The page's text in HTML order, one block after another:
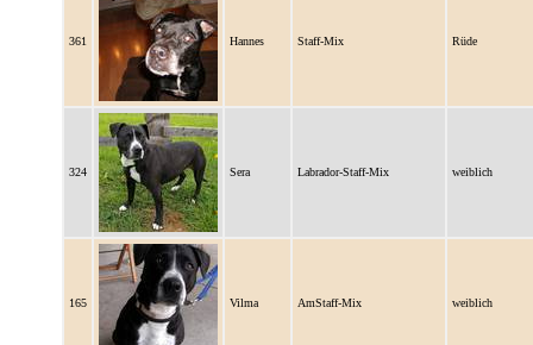
361 Hannes Staff-Mix Rüde
324 Sera Labrador-Staff-Mix weiblich
165 Vilma AmStaff-Mix weiblich